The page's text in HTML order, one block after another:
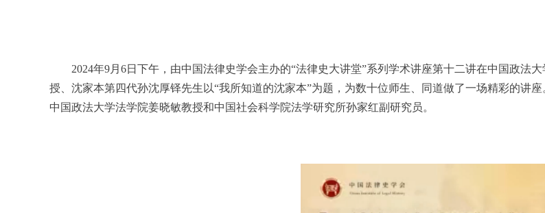
2024年9月 6日下午，由中国法律史学会主办的“法律史大讲堂”系列学术讲座第十二讲在中国政法大
授、沈家本第四代孙沈厚铎先生以“我所知道的沈家本”为题，为数十位师生、同道做了一场精彩的讲
中国政法大学法学院姜晓敏教授和中国社会科学院法学研究所孙家红副研究员。